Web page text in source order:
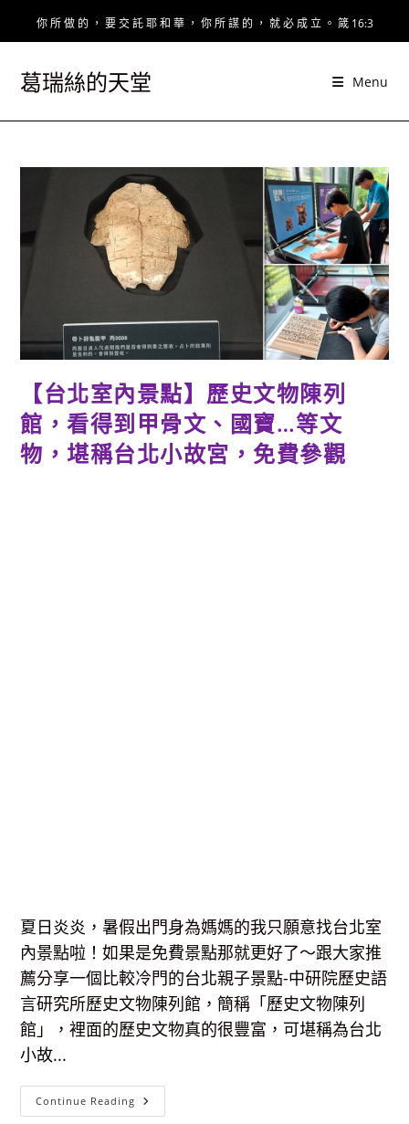
你 所 做 的 ， 要 交 託 耶 和 華 ， 你 所 謀 的 ， 就 必 成 立 。 箴 16:3
葛瑞絲的天堂 Menu
【台北室內景點】歷史文物陳列
館，看得到甲骨文、國寶…等文
物，堪稱台北小故宮，免費參觀
夏日炎炎，暑假出門身為媽媽的我只願意找台北室
內景點啦！如果是免費景點那就更好了～跟大家推
薦分享一個比較冷門的台北親子景點-中研院歷史語
言研究所歷史文物陳列館，簡稱「歷史文物陳列
館」，裡面的歷史文物真的很豐富，可堪稱為台北
小故...
Continue Reading 【台
北